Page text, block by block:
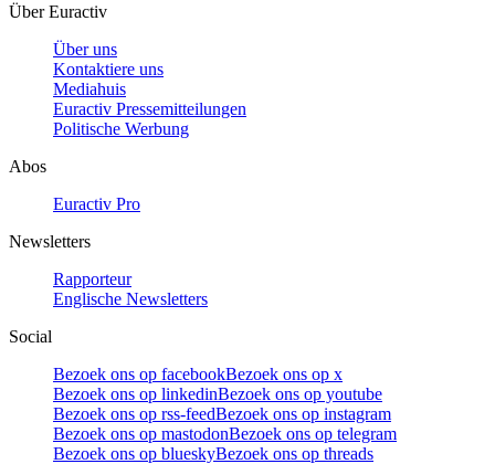
Über Euractiv
Über uns
Kontaktiere uns
Mediahuis
Euractiv Pressemitteilungen
Politische Werbung
Abos
Euractiv Pro
Newsletters
Rapporteur
Englische Newsletters
Social
Bezoek ons op facebookBezoek ons op x
Bezoek ons op linkedinBezoek ons op youtube
Bezoek ons op rss-feedBezoek ons op instagram
Bezoek ons op mastodonBezoek ons op telegram
Bezoek ons op blueskyBezoek ons op threads